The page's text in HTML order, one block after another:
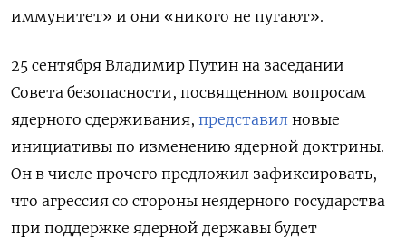
иммунитет» и они «никого не пугают».
25 сентября Владимир Путин на заседании
Совета безопасности, посвященном вопросам
ядерного сдерживания, представил новые
инициативы по изменению ядерной доктрины.
Он в числе прочего предложил зафиксировать,
что агрессия со стороны неядерного государства
при поддержке ядерной державы будет